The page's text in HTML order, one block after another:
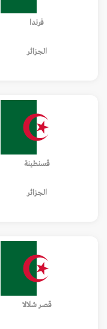
فرندا
الجزائر
قسنطينة
الجزائر
قصر شلالا